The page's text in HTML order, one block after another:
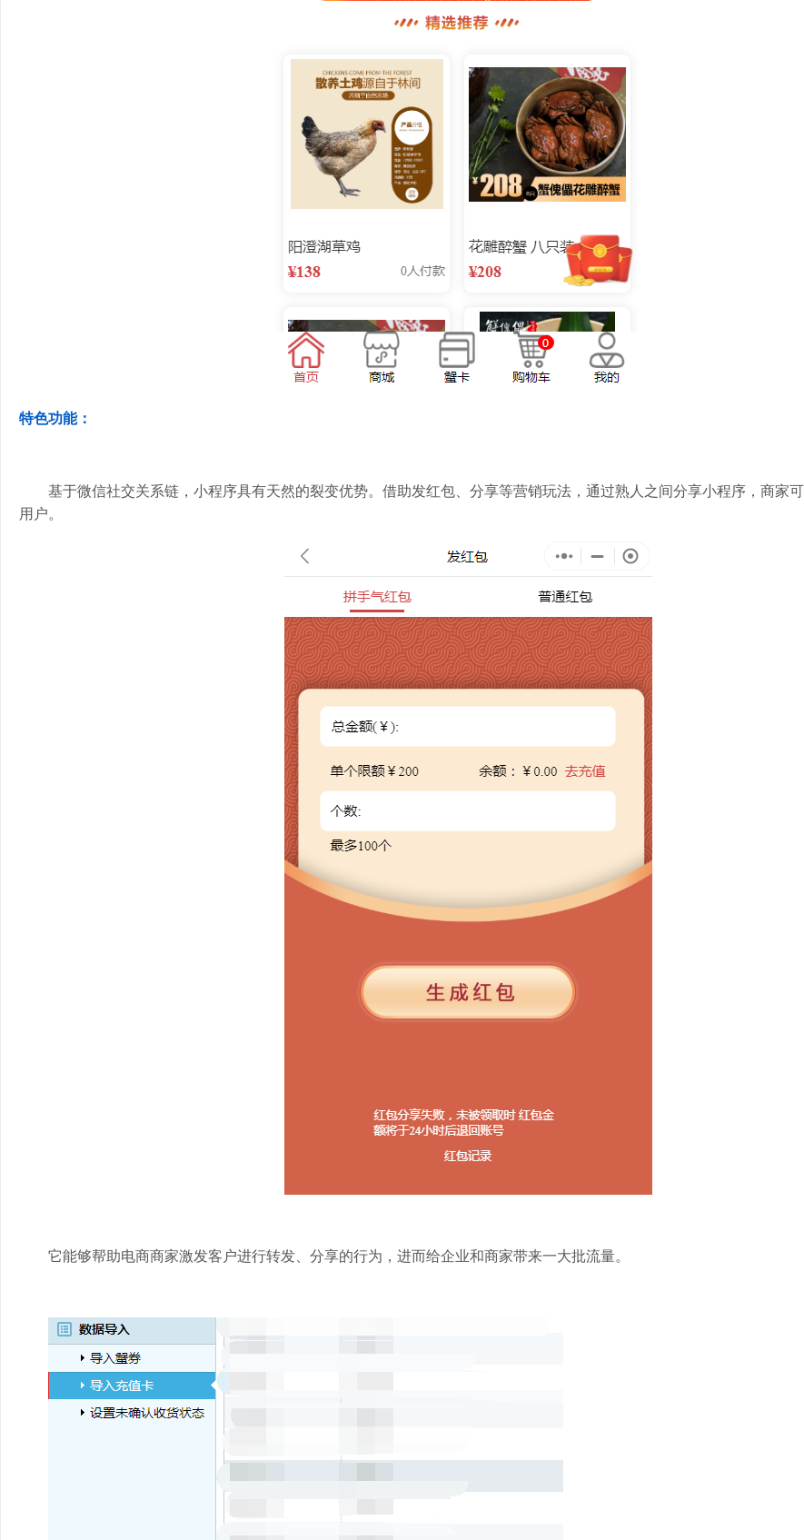
特色功能：
基于微信社交关系链，小程序具有天然的裂变优势。借助发红包、分享等营销玩法，通过熟人之间分享小程序，商家
用户。
它能够帮助电商商家激发客户进行转发、分享的行为，进而给企业和商家带来一大批流量。